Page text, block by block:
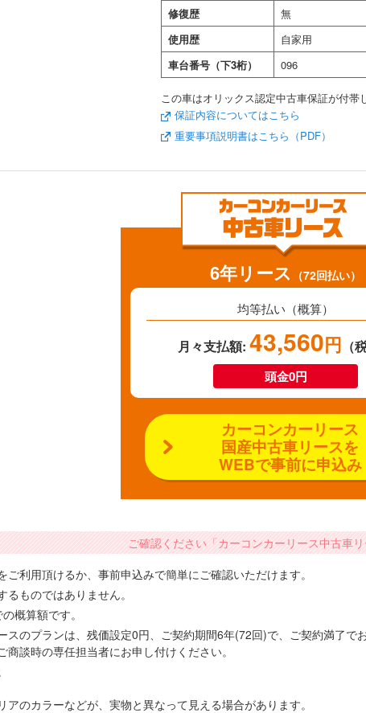
修復歴
無
使用歴
自家用
車台番号（下3桁）
096
この車はオリックス認定中古車保証が付帯
保証内容についてはこちら
重要事項説明書はこちら（PDF）
6年リース （72回払い）
均等払い（概算）
月々支払額: 43,560円 （
頭金0円
カーコンカーリース
国産中古車リースを
WEBで事前に申込み
ご確認ください「カーコンカーリース中古車
利用頂けるか、事前申込みで簡単にご確認いただけます。
ものではありません。
概算額です。
スのプランは、残価設定0円、ご契約期間6年(72回)で、ご契約満了
談時の専任担当者にお申し付けください。
のカラーなどが、実物と異なって見える場合があります。